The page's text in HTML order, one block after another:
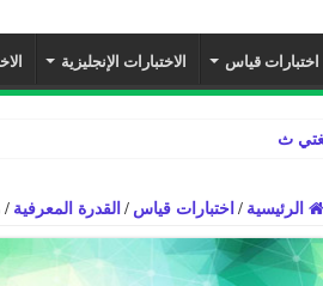
اختبارات قياس الاختبارات الإنجليزية
ثالث ابتدائي الفصل الدراسي ا
الرئيسية / اختبارات قياس / القدرة المعرفية /